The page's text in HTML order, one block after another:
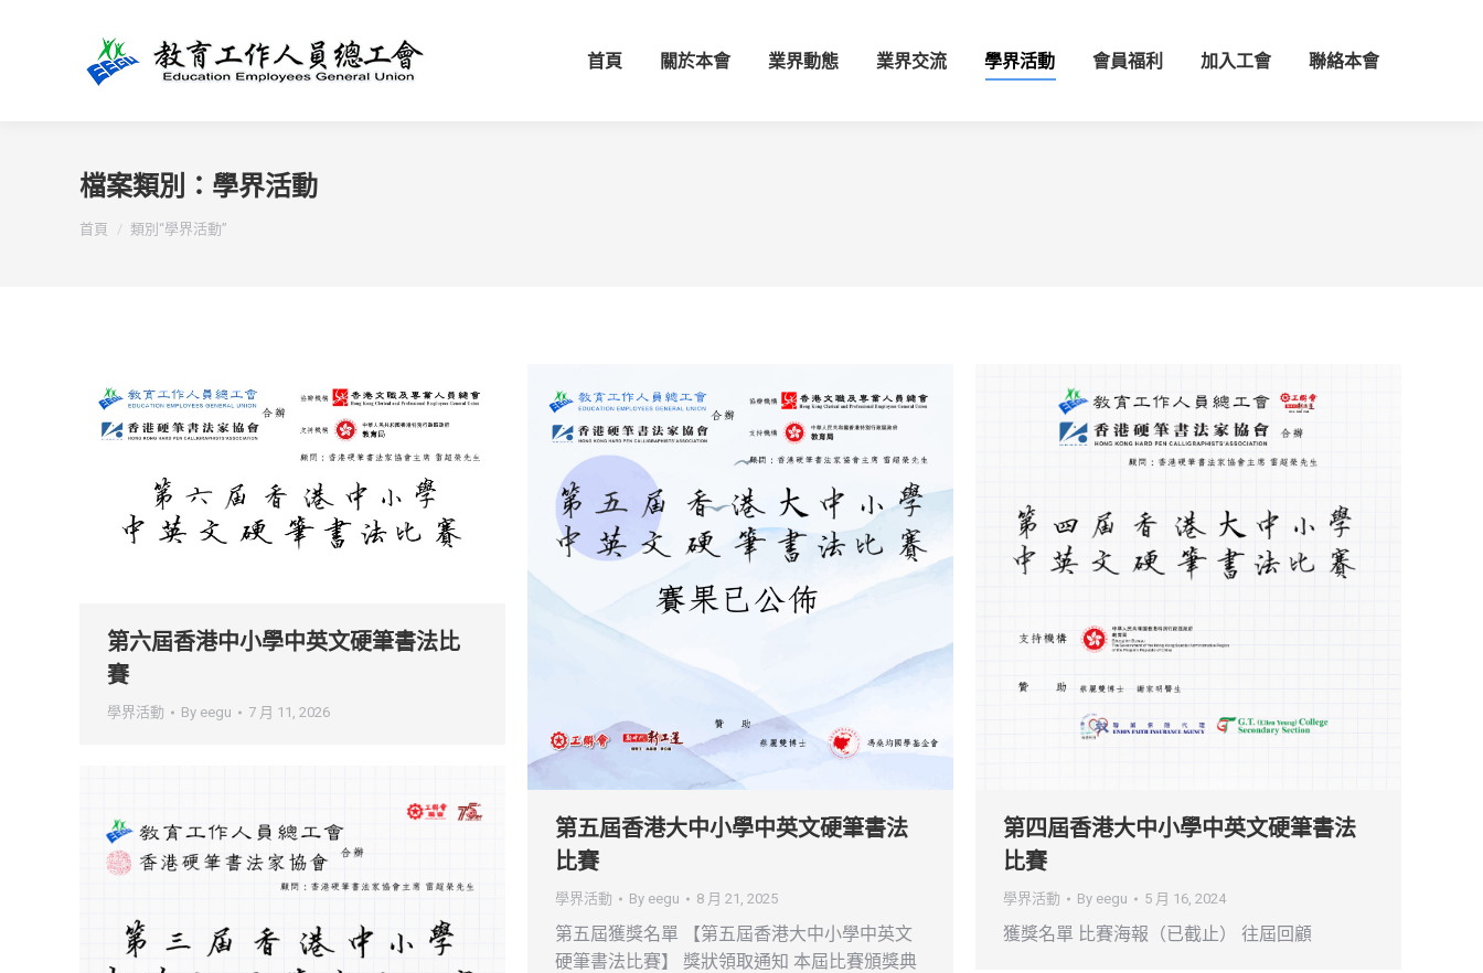
首頁 關於本會 業界動態 業界交流 學界活動 會員福利 加入工會 聯絡本會
檔案類別： 學界活動
You are here:
首頁 類別“學界活動”
第六屆香港中小學中英文硬筆書法比
賽
學界活動 By eegu 7 月 11, 2026
第五屆香港大中小學中英文硬筆書法
比賽
學界活動 By eegu 8 月 21, 2025
第五屆獲獎名單 【第五屆香港大中小學中英文
硬筆書法比賽】 獎狀領取通知 本屆比賽頒獎典
第四屆香港大中小學中英文硬筆書法
比賽
學界活動 By eegu 5 月 16, 2024
獲獎名單 比賽海報（已截止） 往屆回顧